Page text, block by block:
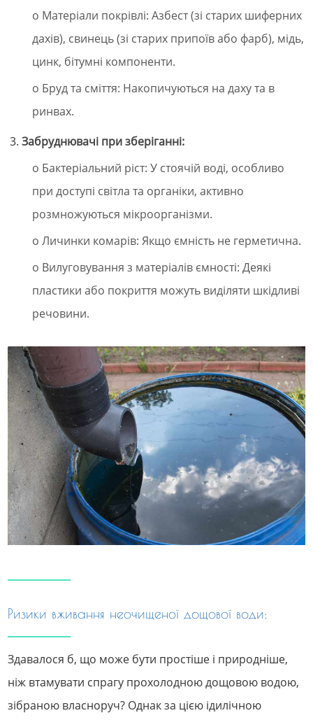
o Матеріали покрівлі: Азбест (зі старих шиферних
дахів), свинець (зі старих припоїв або фарб), мідь,
цинк, бітумні компоненти.
o Бруд та сміття: Накопичуються на даху та в
ринвах.
Забруднювачі при зберіганні:
o Бактеріальний ріст: У стоячій воді, особливо
при доступі світла та органіки, активно
розмножуються мікроорганізми.
o Личинки комарів: Якщо ємність не герметична.
o Вилуговування з матеріалів ємності: Деякі
пластики або покриття можуть виділяти шкідливі
речовини.
Ризики вживання неочищеної дощової води:
Здавалося б, що може бути простіше і природніше,
ніж втамувати спрагу прохолодною дощовою водою,
зібраною власноруч? Однак за цією ідилічною